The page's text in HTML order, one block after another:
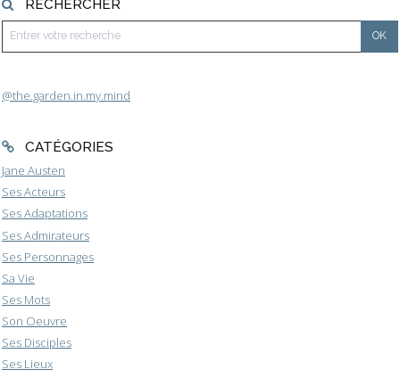
RECHERCHER
@the.garden.in.my.mind
CATÉGORIES
Jane Austen
Ses Acteurs
Ses Adaptations
Ses Admirateurs
Ses Personnages
Sa Vie
Ses Mots
Son Oeuvre
Ses Disciples
Ses Lieux